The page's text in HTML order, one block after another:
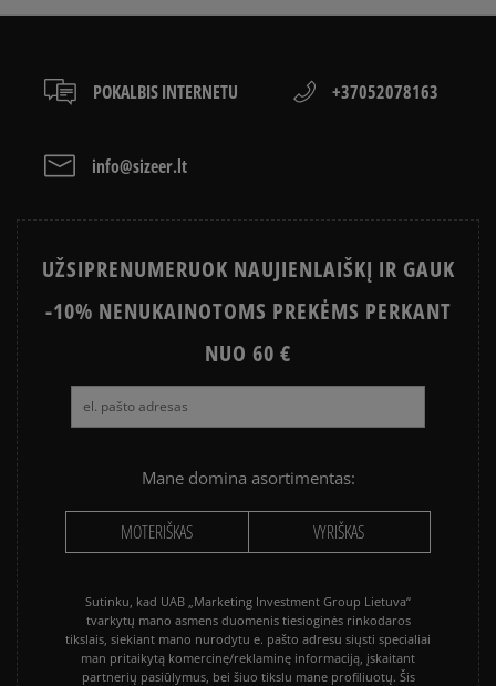
POKALBIS INTERNETU +37052078163
info@sizeer.lt
UŽSIPRENUMERUOK NAUJIENLAIŠKĮ IR GAUK
-10% NENUKAINOTOMS PREKĖMS PERKANT
NUO 60 €
Mane domina asortimentas:
MOTERIŠKAS VYRIŠKAS
Sutinku, kad UAB „Marketing Investment Group Lietuva“
tvarkytų mano asmens duomenis tiesioginės rinkodaros
tikslais, siekiant mano nurodytu e. pašto adresu siųsti specialiai
man pritaikytą komercinę/reklaminę informaciją, įskaitant
partnerių pasiūlymus, bei šiuo tikslu mane profiliuotų. Šis